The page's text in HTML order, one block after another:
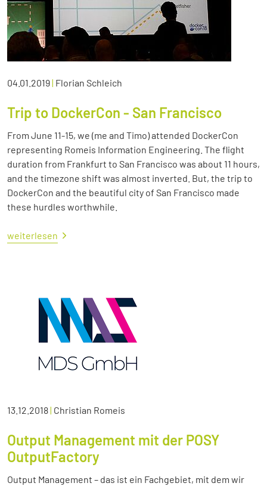
04.01.2019| Florian Schleich
Trip to DockerCon - San Francisco
From June 11-15, we (me and Timo) attended DockerCon
representing Romeis Information Engineering. The flight
duration from Frankfurt to San Francisco was about 11 hours,
and the timezone shift was almost inverted. But, the trip to
DockerCon and the beautiful city of San Francisco made
these hurdles worthwhile.
weiterlesen
13.12.2018| Christian Romeis
Output Management mit der POSY
OutputFactory
Output Management – das ist ein Fachgebiet, mit dem wir